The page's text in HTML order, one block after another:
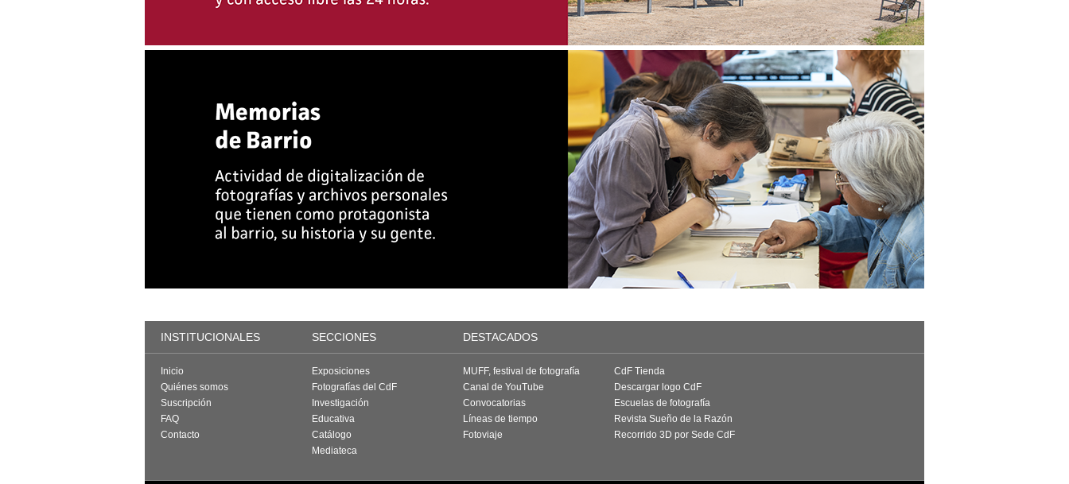
INSTITUCIONALES SECCIONES DESTACADOS
Inicio
Quiénes somos
Suscripción
FAQ
Contacto
Exposiciones
Fotografías del CdF
Investigación
Educativa
Catálogo
Mediateca
MUFF, festival de fotografía
Canal de YouTube
Convocatorias
Líneas de tiempo
Fotoviaje
CdF Tienda
Descargar logo CdF
Escuelas de fotografía
Revista Sueño de la Razón
Recorrido 3D por Sede CdF